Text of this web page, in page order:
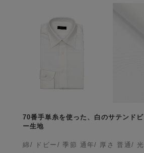
70番手単糸を使った、白のサテンドビ
ー生地
綿/ ドビー/ 季節 通年/ 厚さ 普通/ 光